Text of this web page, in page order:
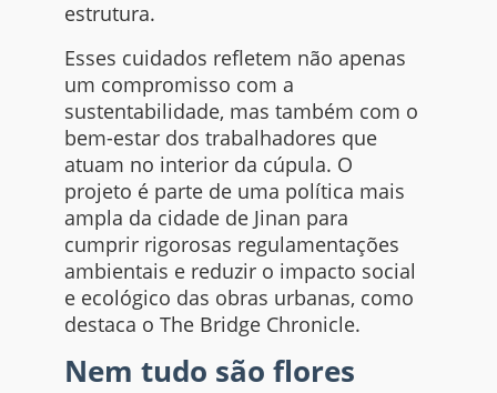
estrutura.
Esses cuidados refletem não apenas
um compromisso com a
sustentabilidade, mas também com o
bem-estar dos trabalhadores que
atuam no interior da cúpula. O
projeto é parte de uma política mais
ampla da cidade de Jinan para
cumprir rigorosas regulamentações
ambientais e reduzir o impacto social
e ecológico das obras urbanas, como
destaca o The Bridge Chronicle.
Nem tudo são flores